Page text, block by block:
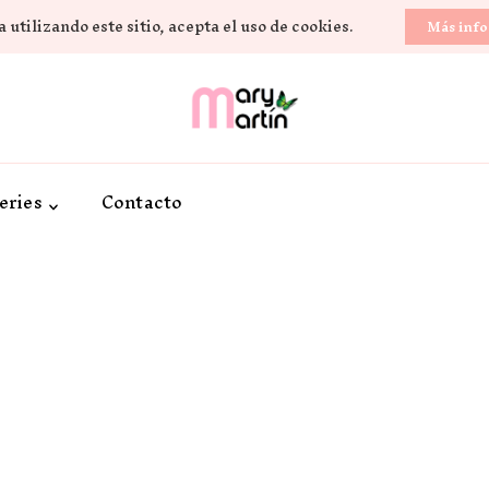
utilizando este sitio, acepta el uso de cookies. Más
Novela Romántica y Lifestyle
Contacto